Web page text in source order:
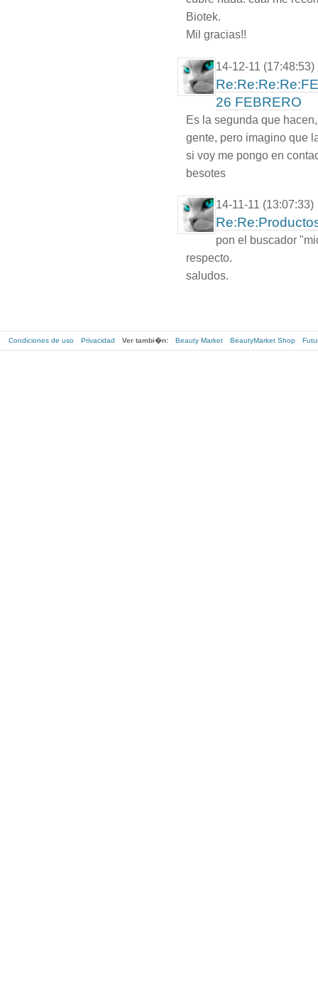
Biotek.
Mil gracias!!
14-12-11 (17:48:53)
26 FEBRERO
Es la segunda que
gente, pero imagino que
si voy me pongo en
besotes
14-11-11 (13:07:33)
pon el buscador
respecto.
saludos.
Condiciones de uso Privacidad Ver tambi�n: Beauty Market BeautyMarket Shop